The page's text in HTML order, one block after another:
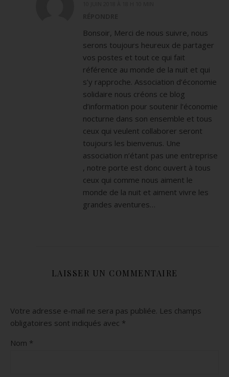
Bonsoir, Merci de nous suivre, nous
serons toujours heureux de partager
vos postes et tout ce qui fait
référence au monde de la nuit et qui
s’y rapproche. Association d’économie
solidaire nous créons ce blog
d’information pour soutenir l’économie
nocturne dans son ensemble et tous
ceux qui veulent collaborer seront
toujours les bienvenus. Une
association n’étant pas une entreprise
, notre porte est donc ouvert à tous
ceux qui comme nous aiment le
monde de la nuit et aiment vivre les
grandes aventures…
LAISSER UN COMMENTAIRE
Votre adresse e-mail ne sera pas publiée. Les champs
obligatoires sont indiqués avec *
Nom *